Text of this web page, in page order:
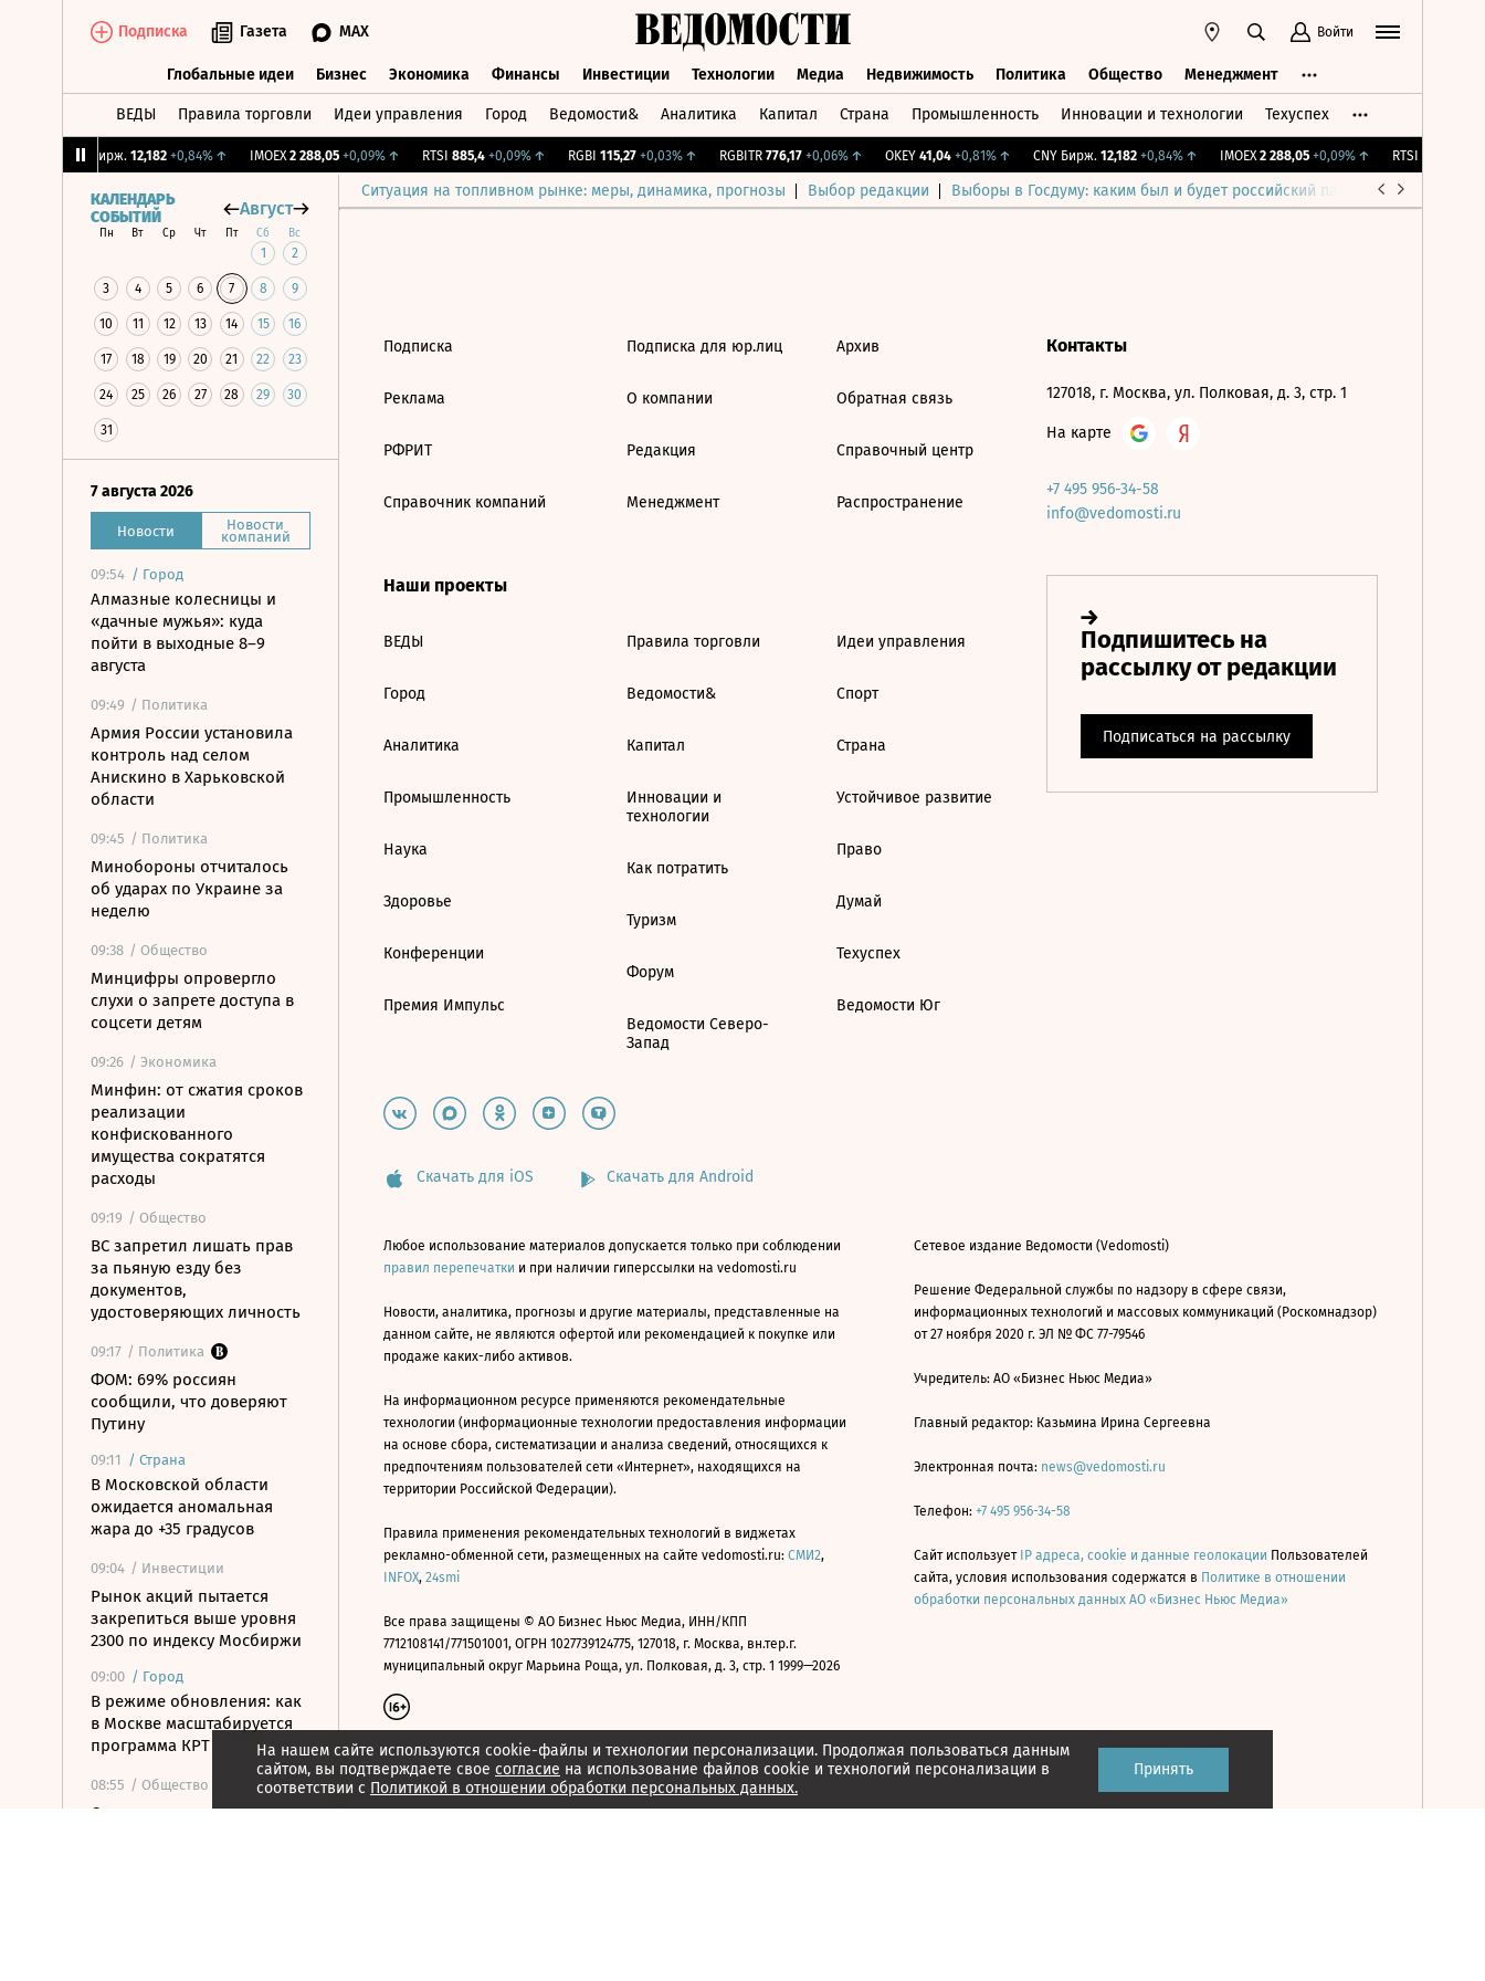
Подписка Газета MAX Войти
Глобальные идеи Бизнес Экономика Финансы Инвестиции Технологии Медиа Недвижимость Политика Общество Менеджмент
ВЕДЫ Правила торговли Идеи управления Город Ведомости& Аналитика Капитал Страна Промышленность Инновации и технологии Техуспех
CNY Бирж. 12,182 +0,84%↑ IMOEX 2 288,05 +0,09%↑ RTSI 885,4 +0,09%↑ RGBI 115,27 +0,03%↑ RGBITR 776,17 +0,06%↑ OKEY 41,04 +0,81%↑ CNY Бирж. 12,182 +0,84%↑ IMOEX 2 288,05 +0,09%↑ RTSI 885,4
Ситуация на топливном рынке: меры, динамика, прогнозы Выбор редакции Выборы в Госдуму: каким был и будет российский парламент
КАЛЕНДАРЬ
СОБЫТИЙ
Август
Пн Вт Ср Чт Пт Сб Вс
1 2
3 4 5 6 7 8 9
10 11 12 13 14 15 16
17 18 19 20 21 22 23
24 25 26 27 28 29 30
31
7 августа 2026
Новости Новости
компаний
09:54 / Город
Алмазные колесницы и
«дачные мужья»: куда
пойти в выходные 8–9
августа
09:49 / Политика
Армия России установила
контроль над селом
Анискино в Харьковской
области
09:45 / Политика
Минобороны отчиталось
об ударах по Украине за
неделю
09:38 / Общество
Минцифры опровергло
слухи о запрете доступа в
соцсети детям
09:26 / Экономика
Минфин: от сжатия сроков
реализации
конфискованного
имущества сократятся
расходы
09:19 / Общество
ВС запретил лишать прав
за пьяную езду без
документов,
удостоверяющих личность
09:17 / Политика
ФОМ: 69% россиян
сообщили, что доверяют
Путину
09:11 / Страна
В Московской области
ожидается аномальная
жара до +35 градусов
09:04 / Инвестиции
Рынок акций пытается
закрепиться выше уровня
2300 по индексу Мосбиржи
09:00 / Город
В режиме обновления: как
в Москве масштабируется
программа КРТ
08:55 / Общество
Слепакову грозит до двух
На нашем сайте используются cookie-файлы и технологии персонализации. Продолжая пользоваться данным
сайтом, вы подтверждаете свое согласие на использование файлов cookie и технологий персонализации в
соответствии с Политикой в отношении обработки персональных данных.
Принять
Подписка
Реклама
РФРИТ
Справочник компаний
Подписка для юр.лиц
О компании
Редакция
Менеджмент
Архив
Обратная связь
Справочный центр
Распространение
Наши проекты
ВЕДЫ
Город
Аналитика
Промышленность
Наука
Здоровье
Конференции
Премия Импульс
Правила торговли
Ведомости&
Капитал
Инновации и
технологии
Как потратить
Туризм
Форум
Ведомости Северо-
Запад
Идеи управления
Спорт
Страна
Устойчивое развитие
Право
Думай
Техуспех
Ведомости Юг
Контакты
127018, г. Москва, ул. Полковая, д. 3, стр. 1
На карте
+7 495 956-34-58
info@vedomosti.ru
Скачать для iOS Скачать для Android
Любое использование материалов допускается только при соблюдении
правил перепечатки и при наличии гиперссылки на vedomosti.ru
Новости, аналитика, прогнозы и другие материалы, представленные на
данном сайте, не являются офертой или рекомендацией к покупке или
продаже каких-либо активов.
На информационном ресурсе применяются рекомендательные
технологии (информационные технологии предоставления информации
на основе сбора, систематизации и анализа сведений, относящихся к
предпочтениям пользователей сети «Интернет», находящихся на
территории Российской Федерации).
Правила применения рекомендательных технологий в виджетах
рекламно-обменной сети, размещенных на сайте vedomosti.ru: СМИ2,
INFOX, 24smi
Все права защищены © АО Бизнес Ньюс Медиа, ИНН/КПП
7712108141/771501001, ОГРН 1027739124775, 127018, г. Москва, вн.тер.г.
муниципальный округ Марьина Роща, ул. Полковая, д. 3, стр. 1 1999—2026
Сетевое издание Ведомости (Vedomosti)
Решение Федеральной службы по надзору в сфере связи,
информационных технологий и массовых коммуникаций (Роскомнадзор)
от 27 ноября 2020 г. ЭЛ № ФС 77-79546
Учредитель: АО «Бизнес Ньюс Медиа»
Главный редактор: Казьмина Ирина Сергеевна
Электронная почта: news@vedomosti.ru
Телефон: +7 495 956-34-58
Сайт использует IP адреса, cookie и данные геолокации Пользователей
сайта, условия использования содержатся в Политике в отношении
обработки персональных данных АО «Бизнес Ньюс Медиа»